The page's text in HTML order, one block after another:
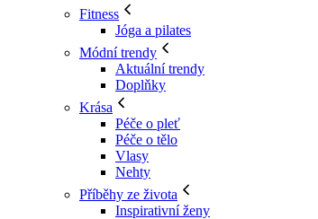
Fitness
Jóga a pilates
Módní trendy
Aktuální trendy
Doplňky
Krása
Péče o pleť
Péče o tělo
Vlasy
Nehty
Příběhy ze života
Inspirativní ženy